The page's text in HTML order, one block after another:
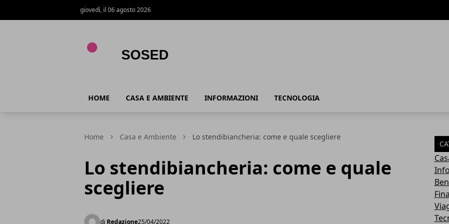
giovedì, il 06 agosto 2026
HOME CASA E AMBIENTE INFORMAZIONI TECNOLOGIA
Home Casa e Ambiente Lo stendibiancheria: come e quale scegliere
Lo stendibiancheria: come e quale
scegliere
di Redazione25/04/2022